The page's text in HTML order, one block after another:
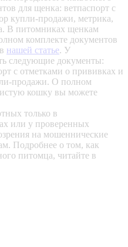
для щенка: ветпаспорт с
купли-продажи, метрика,
В питомниках щенкам
комплекте документов
нашей статье. У
следующие документы:
с отметками о прививках и
продажи. О полном
кошку вы можете
только в
или у проверенных
на мошеннические
Подробнее о том, как
питомца, читайте в